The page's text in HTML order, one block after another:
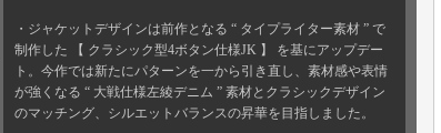
・ジャケットデザインは前作となる “ タイプライター素材 ” で
制作した 【 クラシック型4ボタン仕様JK 】 を基にアップデー
ト。今作では新たにパターンを一から引き直し、素材感や表情
が強くなる “ 大戦仕様左綾デニム ” 素材とクラシックデザイン
のマッチング、シルエットバランスの昇華を目指しました。